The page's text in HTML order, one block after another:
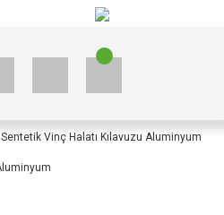
Sentetik Vinç Halatı Kılavuzu Aluminyum